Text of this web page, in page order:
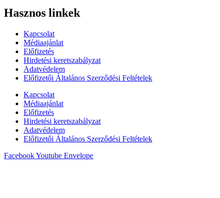
Hasznos linkek
Kapcsolat
Médiaajánlat
Előfizetés
Hirdetési keretszabályzat
Adatvédelem
Előfizetői Általános Szerződési Feltételek
Kapcsolat
Médiaajánlat
Előfizetés
Hirdetési keretszabályzat
Adatvédelem
Előfizetői Általános Szerződési Feltételek
FacebookYoutube Envelope